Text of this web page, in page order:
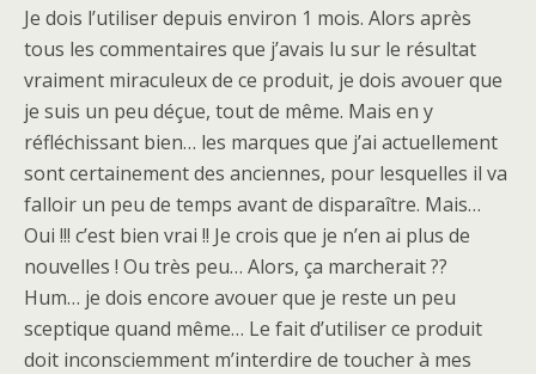
Je dois l’utiliser depuis environ 1 mois. Alors après
tous les commentaires que j’avais lu sur le résultat
vraiment miraculeux de ce produit, je dois avouer que
je suis un peu déçue, tout de même. Mais en y
réfléchissant bien… les marques que j’ai actuellement
sont certainement des anciennes, pour lesquelles il va
falloir un peu de temps avant de disparaître. Mais…
Oui !!! c’est bien vrai !! Je crois que je n’en ai plus de
nouvelles ! Ou très peu… Alors, ça marcherait ??
Hum… je dois encore avouer que je reste un peu
sceptique quand même… Le fait d’utiliser ce produit
doit inconsciemment m’interdire de toucher à mes